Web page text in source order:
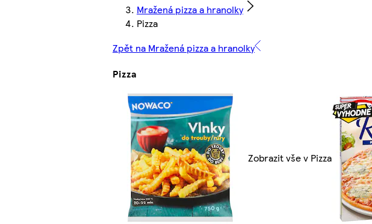
Mražená pizza a hranolky
Pizza
Zpět na Mražená pizza a hranolky
Pizza
Zobrazit vše v Pizza